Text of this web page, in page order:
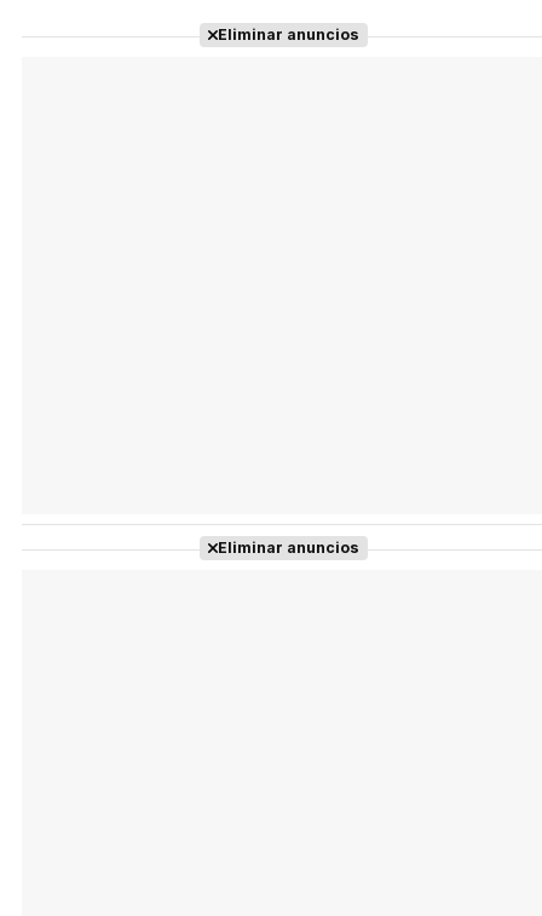
Eliminar anuncios
Eliminar anuncios